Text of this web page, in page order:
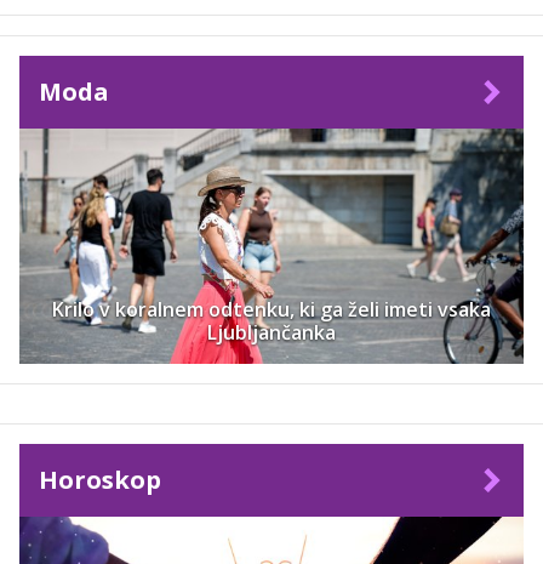
Moda
Krilo v koralnem odtenku, ki ga želi imeti vsaka
Ljubljančanka
Horoskop